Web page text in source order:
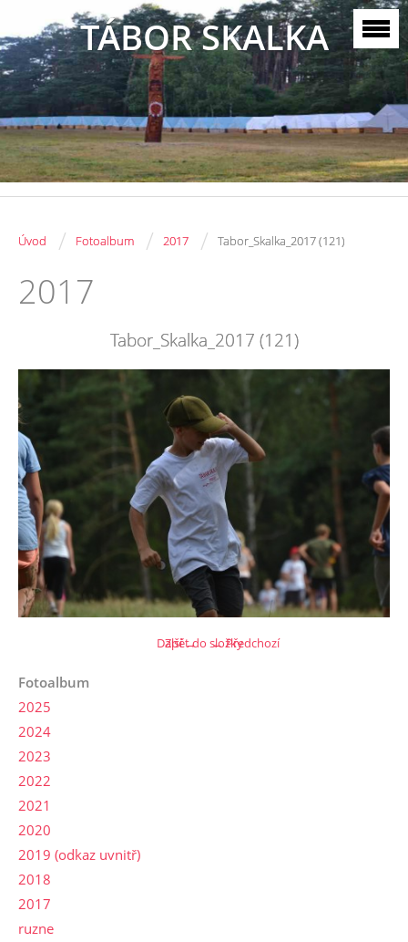
TÁBOR SKALKA
Úvod / Fotoalbum / 2017 / Tabor_Skalka_2017 (121)
2017
Tabor_Skalka_2017 (121)
← Předchozí
Další →
Zpět do složky
Fotoalbum
2025
2024
2023
2022
2021
2020
2019 (odkaz uvnitř)
2018
2017
ruzne